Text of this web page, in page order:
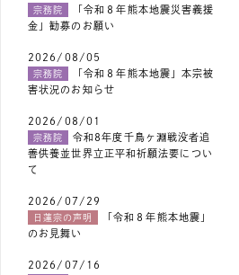
宗務院
「令和８年熊本地震災害義援
金」勧募のお願い
2026/08/05
宗務院
「令和８年熊本地震」本宗被
害状況のお知らせ
2026/08/01
宗務院
令和8年度千鳥ヶ淵戦没者追
善供養並世界立正平和祈願法要につい
て
2026/07/29
日蓮宗の声明
「令和８年熊本地震」
のお見舞い
2026/07/16